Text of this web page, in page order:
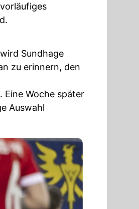
Sundhage
zu erinnern, den
Woche später
Auswahl